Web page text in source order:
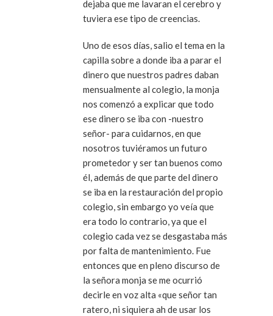
dejaba que me lavaran el cerebro y
tuviera ese tipo de creencias.
Uno de esos días, salio el tema en la
capilla sobre a donde iba a parar el
dinero que nuestros padres daban
mensualmente al colegio, la monja
nos comenzó a explicar que todo
ese dinero se iba con -nuestro
señor- para cuidarnos, en que
nosotros tuviéramos un futuro
prometedor y ser tan buenos como
él, además de que parte del dinero
se iba en la restauración del propio
colegio, sin embargo yo veía que
era todo lo contrario, ya que el
colegio cada vez se desgastaba más
por falta de mantenimiento. Fue
entonces que en pleno discurso de
la señora monja se me ocurrió
decirle en voz alta «que señor tan
ratero, ni siquiera ah de usar los